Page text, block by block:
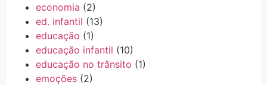
economia (2)
ed. infantil (13)
educação (1)
educação infantil (10)
educação no trânsito (1)
emoções (2)